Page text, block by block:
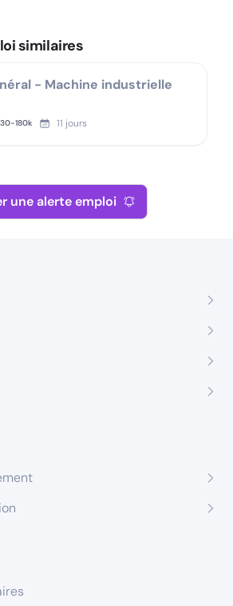
similaires
- Machine industrielle
-180k 11 jours
une alerte emploi